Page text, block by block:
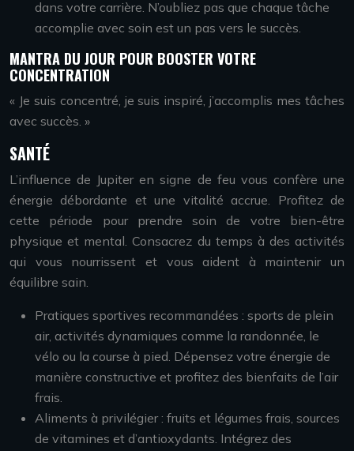
dans votre carrière. N’oubliez pas que chaque tâche
accomplie avec soin est un pas vers le succès.
MANTRA DU JOUR POUR BOOSTER VOTRE
CONCENTRATION
« Je suis concentré, je suis inspiré, j’accomplis mes tâches
avec succès. »
SANTÉ
L’influence de Jupiter en signe de feu vous confère une
énergie débordante et une vitalité accrue. Profitez de
cette période pour prendre soin de votre bien-être
physique et mental. Consacrez du temps à des activités
qui vous nourrissent et vous aident à maintenir un
équilibre sain.
Pratiques sportives recommandées : sports de plein
air, activités dynamiques comme la randonnée, le
vélo ou la course à pied. Dépensez votre énergie de
manière constructive et profitez des bienfaits de l’air
frais.
Aliments à privilégier : fruits et légumes frais, sources
de vitamines et d’antioxydants. Intégrez des